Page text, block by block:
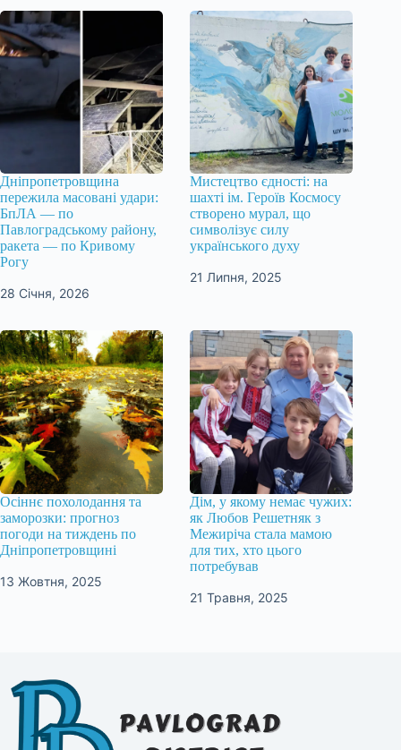
Дніпропетровщина
пережила масовані удари:
БпЛА — по
Павлоградському району,
ракета — по Кривому
Рогу
28 Січня, 2026
Мистецтво єдності: на
шахті ім. Героїв Космосу
створено мурал, що
символізує силу
українського духу
21 Липня, 2025
Осіннє похолодання та
заморозки: прогноз
погоди на тиждень по
Дніпропетровщині
13 Жовтня, 2025
Дім, у якому немає чужих:
як Любов Решетняк з
Межиріча стала мамою
для тих, хто цього
потребував
21 Травня, 2025